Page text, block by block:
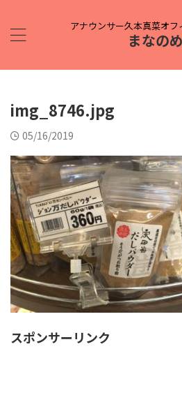
アナウンサー久本真菜オフ
まなのめ
img_8746.jpg
05/16/2019
スポンサーリンク